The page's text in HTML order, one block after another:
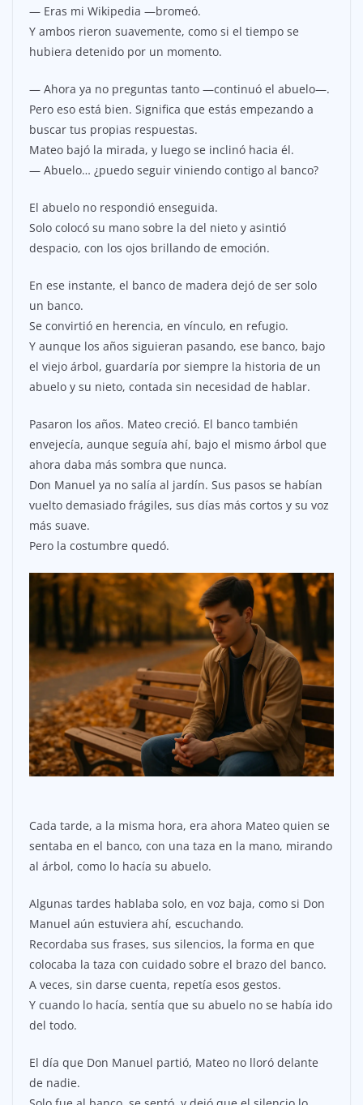
— Eras mi Wikipedia —bromeó.
Y ambos rieron suavemente, como si el tiempo se
hubiera detenido por un momento.
— Ahora ya no preguntas tanto —continuó el abuelo—.
Pero eso está bien. Significa que estás empezando a
buscar tus propias respuestas.
Mateo bajó la mirada, y luego se inclinó hacia él.
— Abuelo… ¿puedo seguir viniendo contigo al banco?
El abuelo no respondió enseguida.
Solo colocó su mano sobre la del nieto y asintió
despacio, con los ojos brillando de emoción.
En ese instante, el banco de madera dejó de ser solo
un banco.
Se convirtió en herencia, en vínculo, en refugio.
Y aunque los años siguieran pasando, ese banco, bajo
el viejo árbol, guardaría por siempre la historia de un
abuelo y su nieto, contada sin necesidad de hablar.
Pasaron los años. Mateo creció. El banco también
envejecía, aunque seguía ahí, bajo el mismo árbol que
ahora daba más sombra que nunca.
Don Manuel ya no salía al jardín. Sus pasos se habían
vuelto demasiado frágiles, sus días más cortos y su voz
más suave.
Pero la costumbre quedó.
Cada tarde, a la misma hora, era ahora Mateo quien se
sentaba en el banco, con una taza en la mano, mirando
al árbol, como lo hacía su abuelo.
Algunas tardes hablaba solo, en voz baja, como si Don
Manuel aún estuviera ahí, escuchando.
Recordaba sus frases, sus silencios, la forma en que
colocaba la taza con cuidado sobre el brazo del banco.
A veces, sin darse cuenta, repetía esos gestos.
Y cuando lo hacía, sentía que su abuelo no se había ido
del todo.
El día que Don Manuel partió, Mateo no lloró delante
de nadie.